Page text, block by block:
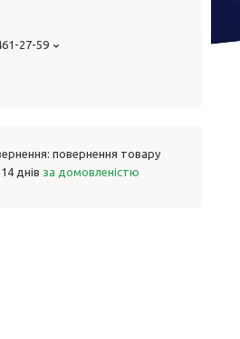
27-59
повернення товару
днів за домовленістю